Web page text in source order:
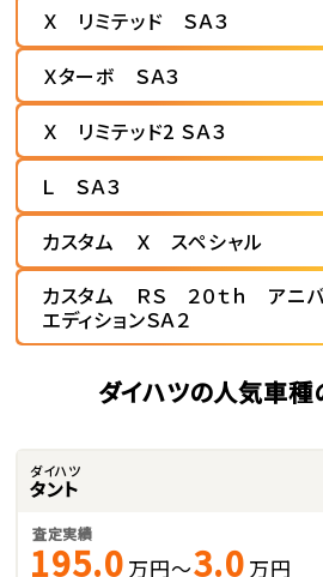
Ｘ リミテッド ＳＡ３
Ｘターボ ＳＡ３
Ｘ リミテッド2 ＳＡ３
Ｌ ＳＡ３
カスタム Ｘ スペシャル
カスタム ＲＳ ２０ｔｈ アニバ
エディションＳＡ２
ダイハツの人気車
ダイハツ
タント
査定実績
195.0 万円～3.0 万円